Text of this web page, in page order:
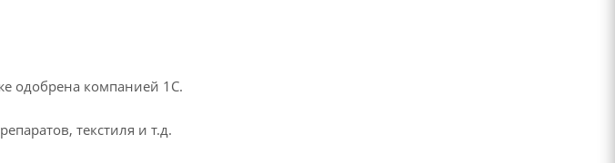
одобрена компанией 1С.
текстиля и т.д.